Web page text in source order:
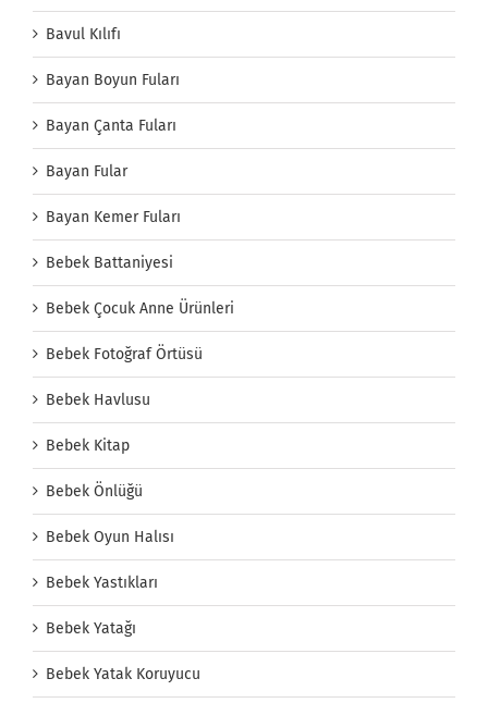
Bavul Kılıfı
Bayan Boyun Fuları
Bayan Çanta Fuları
Bayan Fular
Bayan Kemer Fuları
Bebek Battaniyesi
Bebek Çocuk Anne Ürünleri
Bebek Fotoğraf Örtüsü
Bebek Havlusu
Bebek Kitap
Bebek Önlüğü
Bebek Oyun Halısı
Bebek Yastıkları
Bebek Yatağı
Bebek Yatak Koruyucu